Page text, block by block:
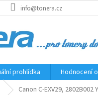
info@tonera.cz
prohlídka Hodnocení
Canon C-EXV29,